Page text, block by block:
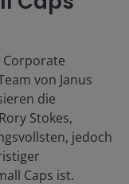
Corporate
von Janus
die
Stokes,
jedoch
Caps ist.